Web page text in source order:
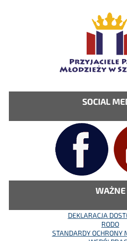
SOCIAL
WAŻNE
DEKLARACJA
RODO
STANDARDY OCHRONY